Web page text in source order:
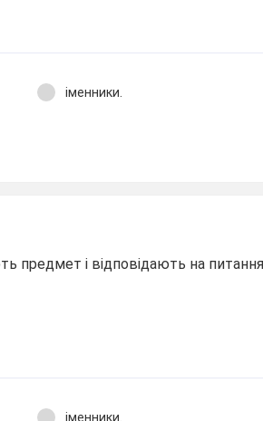
іменники.
предмет і відповідають на
іменники.